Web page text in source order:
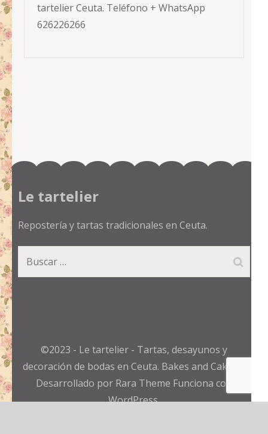
tartelier Ceuta. Teléfono + WhatsApp
626226266
Le tartelier
Repostería y tartas tradicionales en Ceuta.
Buscar:
©2023 - Le tartelier - Tartas, desayunos y
decoración de bodas en Ceuta. Bakes and Cakes |
Desarrollado por Rara Theme Funciona con
WordPress.